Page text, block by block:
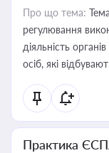
Про що тема:
регулювання
діяльність
осіб, які
Практика